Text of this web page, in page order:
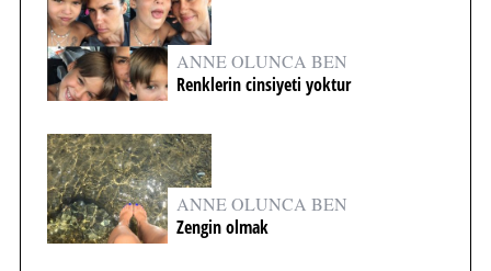
ANNE OLUNCA BEN
Renklerin cinsiyeti yoktur
ANNE OLUNCA BEN
Zengin olmak